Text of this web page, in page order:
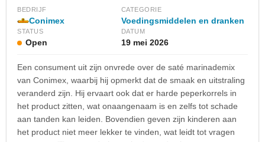
BEDRIJF
Conimex
CATEGORIE
Voedingsmiddelen en dranken
STATUS
Open
DATUM
19 mei 2026
Een consument uit zijn onvrede over de saté marinademix
van Conimex, waarbij hij opmerkt dat de smaak en uitstraling
veranderd zijn. Hij ervaart ook dat er harde peperkorrels in
het product zitten, wat onaangenaam is en zelfs tot schade
aan tanden kan leiden. Bovendien geven zijn kinderen aan
het product niet meer lekker te vinden, wat leidt tot vragen